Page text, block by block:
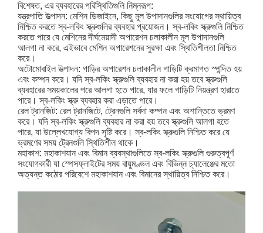
বিশেষত, এর ব্যবহারের পরিস্থিতিগুলি নিম্নরূপ:
যন্ত্রপাতি উত্পাদন: মেশিন ডিজাইনে, কিছু মূল উপাদানগুলির সংযোগের স্থায়িত্ব
নিশ্চিত করতে স্ব-লকিং স্ক্রুগুলির ব্যবহার প্রয়োজন। স্ব-লকিং স্ক্রুগুলি নিশ্চিত
করতে পারে যে মেশিনের দীর্ঘমেয়াদী অপারেশন চলাকালীন মূল উপাদানগুলি
আলগা না করে, এইভাবে মেশিন অপারেশনের সুরক্ষা এবং স্থিতিশীলতা নিশ্চিত
করে।
অটোমোবাইল উত্পাদন: গাড়ির অপারেশন চলাকালীন গাড়িটি ক্রমাগত স্পন্দিত হয়
এবং কম্পন করে। যদি স্ব-লকিং স্ক্রুগুলি ব্যবহার না করা হয় তবে স্ক্রুগুলি
ব্যবহারের সময়কালের পরে আলগা হতে পারে, যার ফলে গাড়িটি নিয়ন্ত্রণ হারাতে
পারে। স্ব-লকিং স্ক্রু ব্যবহার করা এড়াতে পারে।
রেল ট্রানজিট: রেল ট্রানজিটে, ট্রেনগুলি সর্বদা কম্পন এবং অশান্তিতে ভ্রমণ
করে। যদি স্ব-লকিং স্ক্রুগুলি ব্যবহার না করা হয় তবে স্ক্রুগুলি আলগা হতে
পারে, যা উল্লেখযোগ্য বিপদ সৃষ্টি করে। স্ব-লকিং স্ক্রুগুলি নিশ্চিত করে যে
ভ্রমণের সময় ট্রেনগুলি স্থিতিশীল থাকে।
মহাকাশ: মহাকাশযান এবং বিমান ব্যবস্থাগুলিতে স্ব-লকিং স্ক্রুগুলি গুরুত্বপূর্ণ
সংযোগকারী যা স্পেসফ্লাইটের সময় বায়ুমণ্ডল এবং বিভিন্ন চ্যালেঞ্জের মতো
অত্যন্ত কঠোর পরিবেশে মহাকাশযান এবং বিমানের স্থায়িত্ব নিশ্চিত করে।